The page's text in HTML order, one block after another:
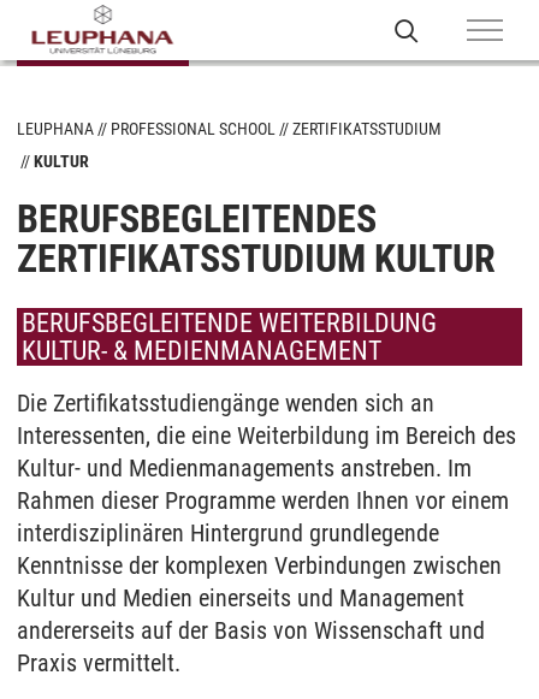
LEUPHANA PROFESSIONAL SCHOOL
ZERTIFIKATSSTUDIUM
KULTUR
BERUFSBEGLEITENDES
ZERTIFIKATSSTUDIUM KULTUR
BERUFSBEGLEITENDE WEITERBILDUNG
KULTUR- & MEDIENMANAGEMENT
Die Zertifikatsstudiengänge wenden sich an
Interessenten, die eine Weiterbildung im Bereich des
Kultur- und Medienmanagements anstreben. Im
Rahmen dieser Programme werden Ihnen vor einem
interdisziplinären Hintergrund grundlegende
Kenntnisse der komplexen Verbindungen zwischen
Kultur und Medien einerseits und Management
andererseits auf der Basis von Wissenschaft und
Praxis vermittelt.